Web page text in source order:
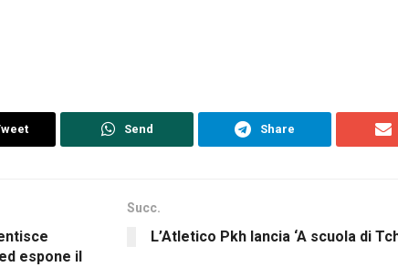
Send Share
espone il
Succ.
L’Atletico Pkh lancia ‘A scuola di